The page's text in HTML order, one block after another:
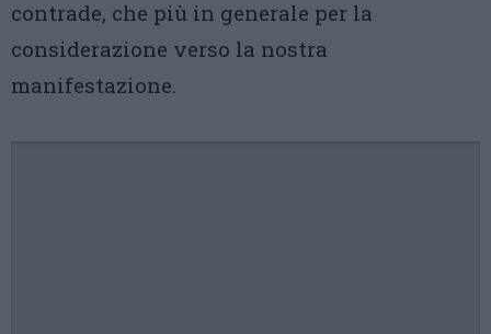
contrade, che più in generale per la
considerazione verso la nostra
manifestazione.